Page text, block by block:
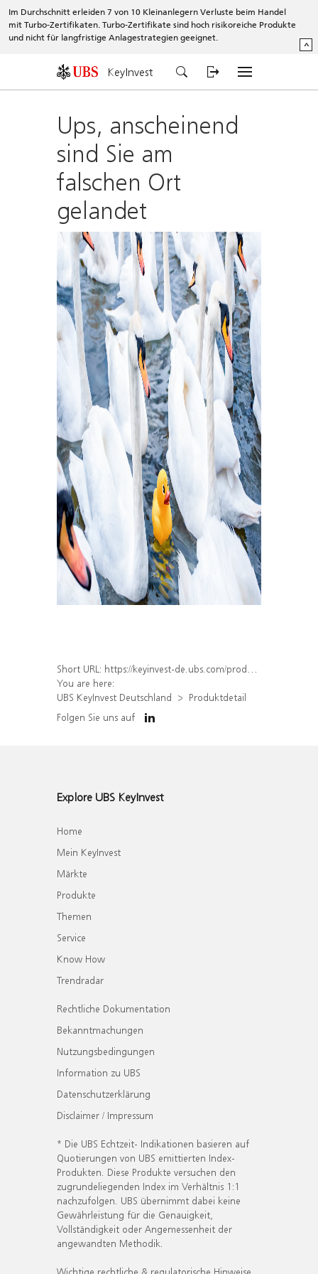
Im Durchschnitt erleiden 7 von 10 Kleinanlegern Verluste beim Handel
mit Turbo-Zertifikaten. Turbo-Zertifikate sind hoch risikoreiche Produkte
und nicht für langfristige Anlagestrategien geeignet.
^
KeyInvest
Ups, anscheinend
sind Sie am
falschen Ort
gelandet
Short URL: https://keyinvest-de.ubs.com/produkt/detail/index/isin/DE000WA6R9Q0
You are here:
UBS KeyInvest Deutschland
Produktdetail
Folgen Sie uns auf
Explore UBS KeyInvest
Home
Mein KeyInvest
Märkte
Produkte
Themen
Service
Know How
Trendradar
Rechtliche Dokumentation
Bekanntmachungen
Nutzungsbedingungen
Information zu UBS
Datenschutzerklärung
Disclaimer / Impressum
* Die UBS Echtzeit- Indikationen basieren auf
Quotierungen von UBS emittierten Index-
Produkten. Diese Produkte versuchen den
zugrundeliegenden Index im Verhältnis 1:1
nachzufolgen. UBS übernimmt dabei keine
Gewährleistung für die Genauigkeit,
Vollständigkeit oder Angemessenheit der
angewandten Methodik.